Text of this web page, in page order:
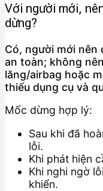
Với người mới,
dừng?
Có, người mới nên
an toàn; không
lăng/airbag hoặc
thiếu dụng cụ và
Mốc dừng hợp lý:
Sau khi đã
lỗi.
Khi phát hiện
Khi nghi ngờ
khiển.